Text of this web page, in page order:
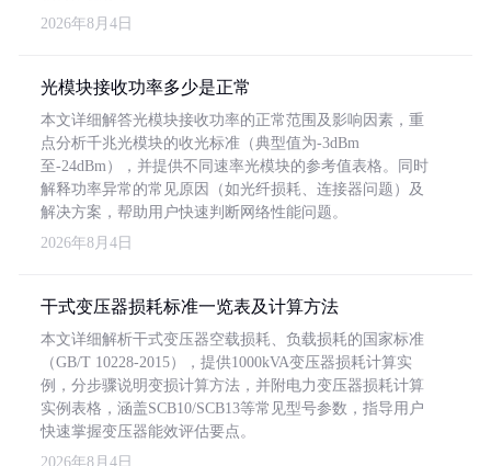
2026年8月4日
光模块接收功率多少是正常
本文详细解答光模块接收功率的正常范围及影响因素，重
点分析千兆光模块的收光标准（典型值为-3dBm
至-24dBm），并提供不同速率光模块的参考值表格。同时
解释功率异常的常见原因（如光纤损耗、连接器问题）及
解决方案，帮助用户快速判断网络性能问题。
2026年8月4日
干式变压器损耗标准一览表及计算方法
本文详细解析干式变压器空载损耗、负载损耗的国家标准
（GB/T 10228-2015），提供1000kVA变压器损耗计算实
例，分步骤说明变损计算方法，并附电力变压器损耗计算
实例表格，涵盖SCB10/SCB13等常见型号参数，指导用户
快速掌握变压器能效评估要点。
2026年8月4日